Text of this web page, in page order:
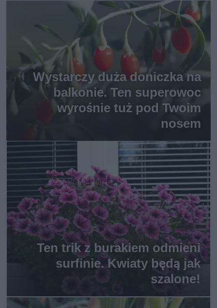
Wystarczy duża doniczka na
balkonie. Ten superowoc
wyrośnie tuż pod Twoim
nosem
Ten trik z burakiem odmieni
surfinie. Kwiaty będą jak
szalone!